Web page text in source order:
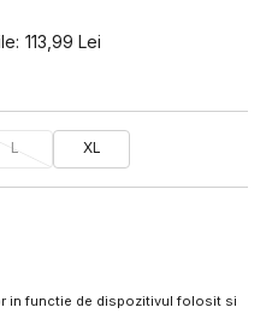
113,99 Lei
L XL
in functie de dispozitivul folosit si